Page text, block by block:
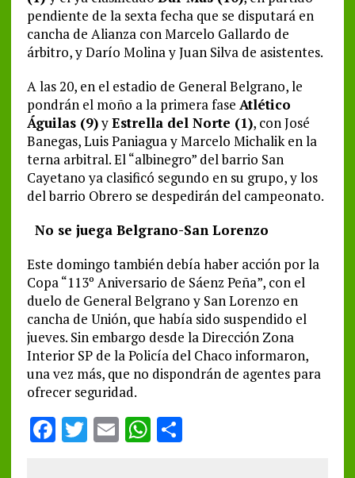
pendiente de la sexta fecha que se disputará en
cancha de Alianza con Marcelo Gallardo de
árbitro, y Darío Molina y Juan Silva de asistentes.
A las 20, en el estadio de General Belgrano, le
pondrán el moño a la primera fase Atlético
Águilas (9)yEstrella del Norte (1), con José
Banegas, Luis Paniagua y Marcelo Michalik en la
terna arbitral. El “albinegro” del barrio San
Cayetano ya clasificó segundo en su grupo, y los
del barrio Obrero se despedirán del campeonato.
No se juega Belgrano-San Lorenzo
Este domingo también debía haber acción por la
Copa “113º Aniversario de Sáenz Peña”, con el
duelo de General Belgrano y San Lorenzo en
cancha de Unión, que había sido suspendido el
jueves. Sin embargo desde la Dirección Zona
Interior SP de la Policía del Chaco informaron,
una vez más, que no dispondrán de agentes para
ofrecer seguridad.
F T E WS